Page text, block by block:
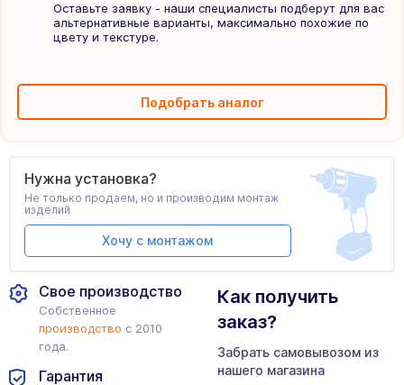
Оставьте заявку - наши специалисты подберут для вас
альтернативные варианты, максимально похожие по
цвету и текстуре.
Подобрать аналог
Свое производство
Собственное
производство с 2010
года.
Гарантия
Как получить
заказ?
Забрать самовывозом из
нашего магазина
Нужна установка?
Не только продаем, но и производим монтаж
изделий
Хочу с монтажом